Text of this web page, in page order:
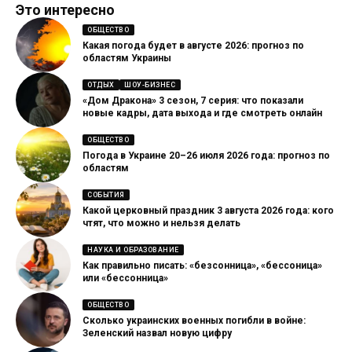
Это интересно
ОБЩЕСТВО
Какая погода будет в августе 2026: прогноз по
областям Украины
ОТДЫХ ШОУ-БИЗНЕС
«Дом Дракона» 3 сезон, 7 серия: что показали
новые кадры, дата выхода и где смотреть онлайн
ОБЩЕСТВО
Погода в Украине 20–26 июля 2026 года: прогноз по
областям
СОБЫТИЯ
Какой церковный праздник 3 августа 2026 года: кого
чтят, что можно и нельзя делать
НАУКА И ОБРАЗОВАНИЕ
Как правильно писать: «безсонница», «бессоница»
или «бессонница»
ОБЩЕСТВО
Сколько украинских военных погибли в войне:
Зеленский назвал новую цифру